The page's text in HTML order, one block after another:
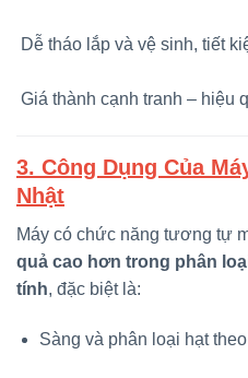
Dễ tháo lắp và vệ sinh, tiết
Giá thành cạnh tranh – hiệu
3. Công Dụng Của
Nhật
Máy có chức năng tương tự
quả cao hơn trong phân
tính, đặc biệt là:
Sàng và phân loại hạt